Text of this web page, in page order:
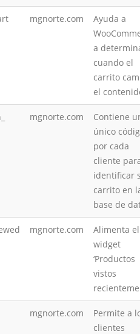
mgnorte.com
Ayuda a
a
cuando el
carrito
el
mgnorte.com
Contiene
único
por cada
cliente
identificar
carrito en
base de
mgnorte.com
Alimenta el
widget
‘Productos
vistos
mgnorte.com
Permite a
clientes